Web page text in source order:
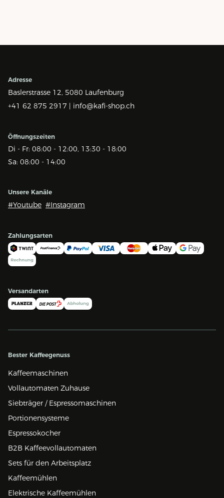
Adresse
Baslerstrasse 12, 5080 Laufenburg
+41 62 875 2917 | info@kafi-shop.ch
Öffnungszeiten
Di - Fr: 08:00 - 12:00, 13:30 - 18:00
Sa: 08:00 - 14:00
Unsere Kanäle
#Youtube #Instagram
Zahlungsarten
Versandarten
Bester Kaffeegenuss
Kaffeemaschinen
Vollautomaten Zuhause
Siebträger / Espressomaschinen
Portionensysteme
Espressokocher
B2B Kaffeevollautomaten
Sets für den Arbeitsplatz
Kaffeemühlen
Elektrische Kaffeemühlen